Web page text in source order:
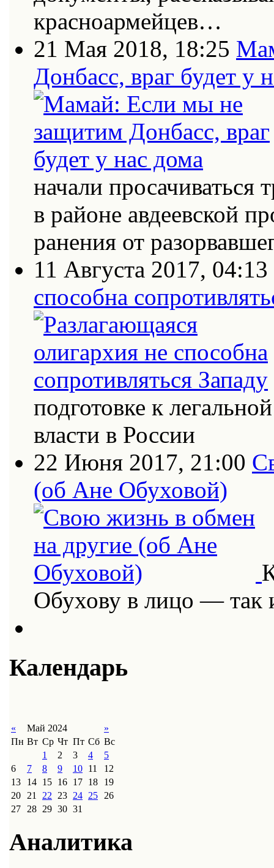
красноармейцев…
21 Мая 2018, 18:25
Донбасс, враг будет у
начали
в районе авдеевской
ранения от
11 Августа 2017, 04:13
способна
подготовке к
власти в России
22 Июня 2017, 21:00
(об Ане Обуховой)
Обухову в лицо —
Календарь
« Май 2024
»
Пн Вт Ср Чт Пт Сб Вс
1
2 3 4
5
6
7 8 9 10 11
12
13
14 15 16 17 18
19
20
21 22 23 24 25
26
27
28 29 30 31
Аналитика